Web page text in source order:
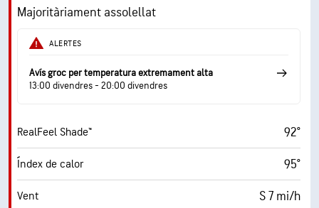
Ràfegues
Humitat
Punt de rosada 65° F
Nuvolositat 70 %
Visibilitat 6 mi
Sostre de núvols 7000 ft
Majoritàriament assolellat
ALERTES
Avís groc per temperatura extremament alta
13:00 divendres - 20:00 divendres
RealFeel Shade™ 92°
Índex de calor 95°
Vent S 7 mi/h